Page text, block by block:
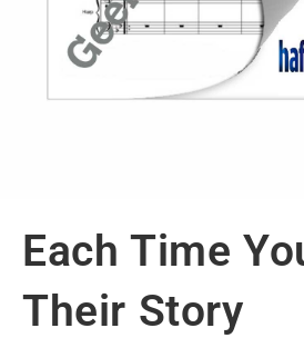
Each Time
Their Story